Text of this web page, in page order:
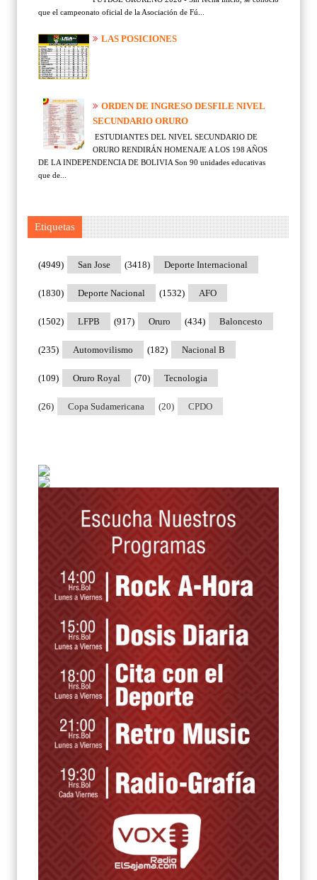
que el campeonato oficial de la Asociación de Fú...
LAS POSICIONES
ORDEN DE INGRESO DESFILE NIVEL
SECUNDARIO ORURO
ESTUDIANTES DEL NIVEL SECUNDARIO DE
ORURO RENDIRÁN HOMENAJE A LOS 198 AÑOS
DE LA INDEPENDENCIA DE BOLIVIA Son 90 unidades educativas
que de...
Etiquetas
San Jose
(4949) Deporte Internacional
(3418)
Deporte Nacional
(1830) AFO
(1532)
LFPB
(1502) Oruro
(917) Baloncesto
(434)
Automovilismo
(235) Nacional B
(182)
Oruro Royal
(109) Tecnologia
(70)
Copa Sudamericana
(26) CPDO
(20)